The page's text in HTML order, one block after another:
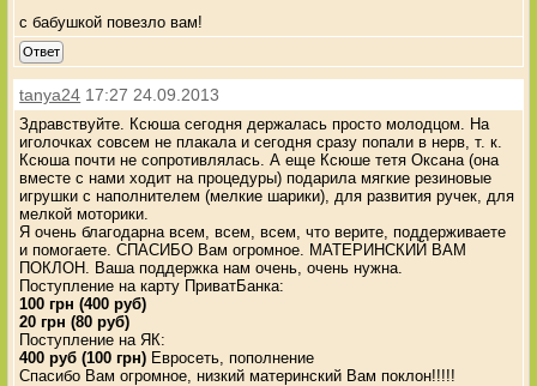
с бабушкой повезло вам!
Ответ
tanya24 17:27 24.09.2013
Здравствуйте. Ксюша сегодня держалась просто молодцом. На
иголочках совсем не плакала и сегодня сразу попали в нерв, т. к.
Ксюша почти не сопротивлялась. А еще Ксюше тетя Оксана (она
вместе с нами ходит на процедуры) подарила мягкие резиновые
игрушки с наполнителем (мелкие шарики), для развития ручек, для
мелкой моторики.
Я очень благодарна всем, всем, всем, что верите, поддерживаете
и помогаете. СПАСИБО Вам огромное. МАТЕРИНСКИЙ ВАМ
ПОКЛОН. Ваша поддержка нам очень, очень нужна.
Поступление на карту ПриватБанка:
100 грн (400 руб)
20 грн (80 руб)
Поступление на ЯК:
400 руб (100 грн) Евросеть, пополнение
Спасибо Вам огромное, низкий материнский Вам поклон!!!!!